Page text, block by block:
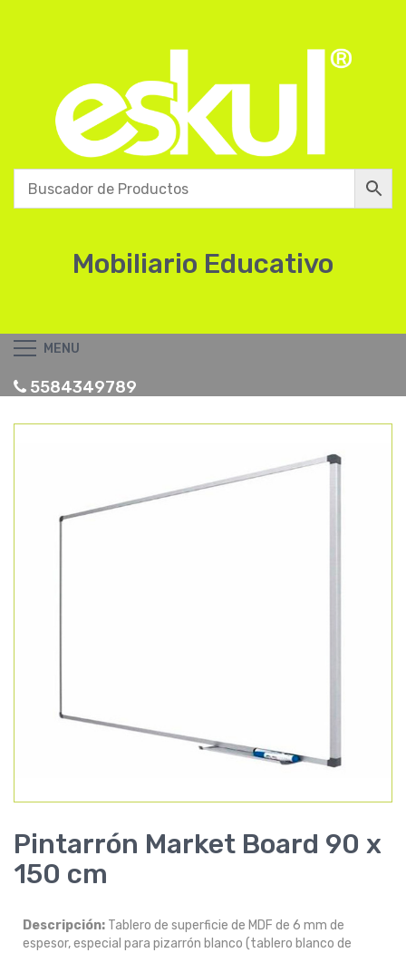
Mobiliario Educativo
MENU
5584349789
Pintarrón Market Board 90 x
150 cm
Descripción: Tablero de superficie de MDF de 6 mm de
espesor, especial para pizarrón blanco (tablero blanco de